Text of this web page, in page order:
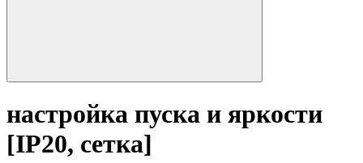
настройка пуска и яркости
[IP20, сетка]